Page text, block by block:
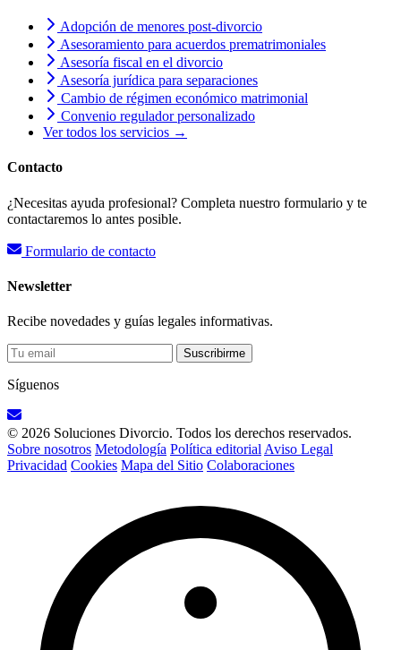
Adopción de menores post-divorcio
Asesoramiento para acuerdos prematrimoniales
Asesoría fiscal en el divorcio
Asesoría jurídica para separaciones
Cambio de régimen económico matrimonial
Convenio regulador personalizado
Ver todos los servicios →
Contacto
¿Necesitas ayuda profesional? Completa nuestro formulario y te
contactaremos lo antes posible.
Formulario de contacto
Newsletter
Recibe novedades y guías legales informativas.
Suscribirme
Síguenos
© 2026 Soluciones Divorcio. Todos los derechos reservados.
Sobre nosotros Metodología Política editorial Aviso Legal
Privacidad Cookies Mapa del Sitio Colaboraciones